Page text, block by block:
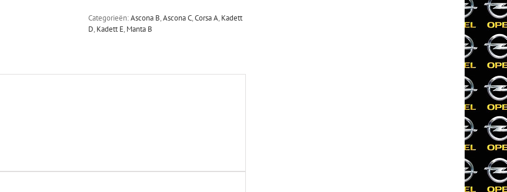
Kadett
D/E,
B
Categorieën:Ascona B,Ascona C,Corsa A, Kadett
D, Kadett E, Manta B